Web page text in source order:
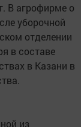
В агрофирме о
уборочной
отделении
в составе
в Казани в
из